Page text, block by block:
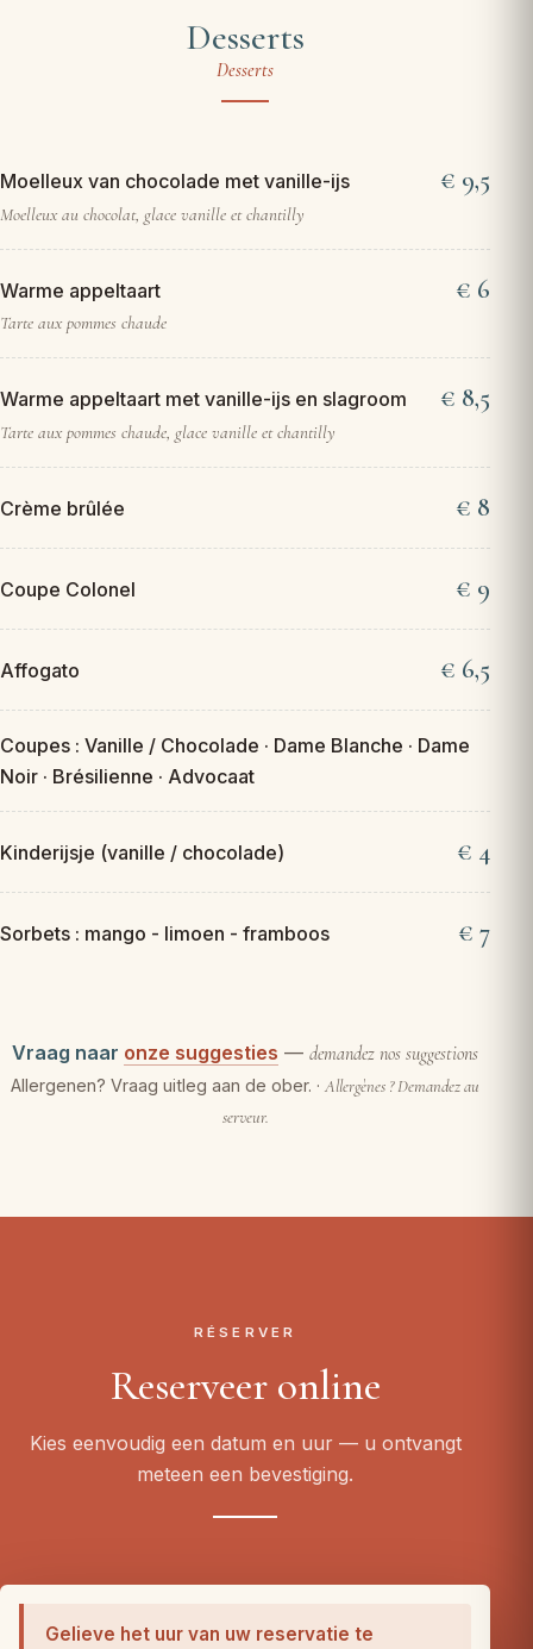
Desserts
Desserts
Moelleux van chocolade met vanille-ijs
Moelleux au chocolat, glace vanille et chantilly
9,5
Warme appeltaart
Tarte aux pommes chaude
6
Warme appeltaart met vanille-ijs en slagroom
Tarte aux pommes chaude, glace vanille et chantilly
8,5
Crème brûlée 8
Coupe Colonel 9
Affogato 6,5
Coupes : Vanille / Chocolade · Dame Blanche · Dame
Noir · Brésilienne · Advocaat
Kinderijsje (vanille / chocolade) 4
Sorbets : mango - limoen - framboos 7
Vraag naar onze suggesties —demandez nos suggestions
Allergenen? Vraag uitleg aan de ober. · Allergènes ? Demandez au
serveur.
RÉSERVER
Reserveer online
Kies eenvoudig een datum en uur — u ontvangt
meteen een bevestiging.
Gelieve het uur van uw reservatie te